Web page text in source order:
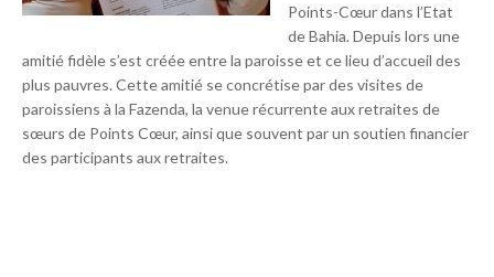
Points-Cœur dans l’Etat
de Bahia. Depuis lors une
amitié fidèle s’est créée entre la paroisse et ce lieu d’accueil des
plus pauvres. Cette amitié se concrétise par des visites de
paroissiens à la Fazenda, la venue récurrente aux retraites de
sœurs de Points Cœur, ainsi que souvent par un soutien financier
des participants aux retraites.